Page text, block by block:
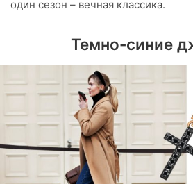
один сезон – вечная классика.
Темно-синие